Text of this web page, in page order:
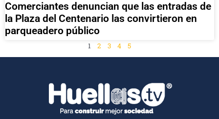
Comerciantes denuncian que las entradas de
la Plaza del Centenario las convirtieron en
parqueadero público
1 2 3 4 5